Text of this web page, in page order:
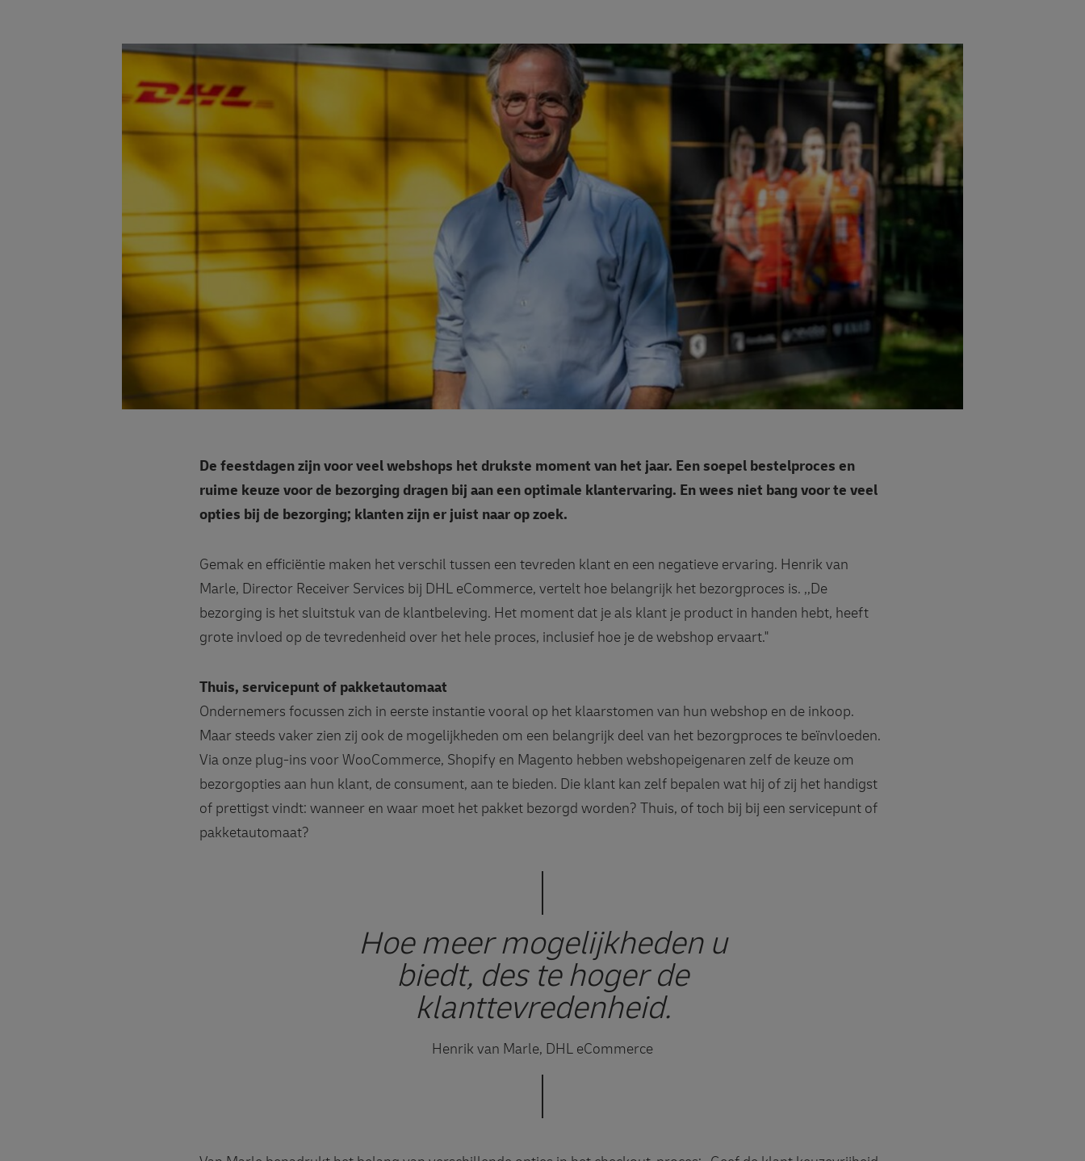
De feestdagen zijn voor veel webshops het drukste moment van het jaar. Een soepel bestelproces en
ruime keuze voor de bezorging dragen bij aan een optimale klantervaring. En wees niet bang voor te veel
opties bij de bezorging; klanten zijn er juist naar op zoek.
Gemak en efficiëntie maken het verschil tussen een tevreden klant en een negatieve ervaring. Henrik van
Marle, Director Receiver Services bij DHL eCommerce, vertelt hoe belangrijk het bezorgproces is. ,,De
bezorging is het sluitstuk van de klantbeleving. Het moment dat je als klant je product in handen hebt, heeft
grote invloed op de tevredenheid over het hele proces, inclusief hoe je de webshop ervaart."
Thuis, servicepunt of pakketautomaat
Ondernemers focussen zich in eerste instantie vooral op het klaarstomen van hun webshop en de inkoop.
Maar steeds vaker zien zij ook de mogelijkheden om een belangrijk deel van het bezorgproces te beïnvloeden.
Via onze plug-ins voor WooCommerce, Shopify en Magento hebben webshopeigenaren zelf de keuze om
bezorgopties aan hun klant, de consument, aan te bieden. Die klant kan zelf bepalen wat hij of zij het handigst
of prettigst vindt: wanneer en waar moet het pakket bezorgd worden? Thuis, of toch bij bij een servicepunt of
pakketautomaat?
Hoe meer mogelijkheden u
biedt, des te hoger de
klanttevredenheid.
Henrik van Marle, DHL eCommerce